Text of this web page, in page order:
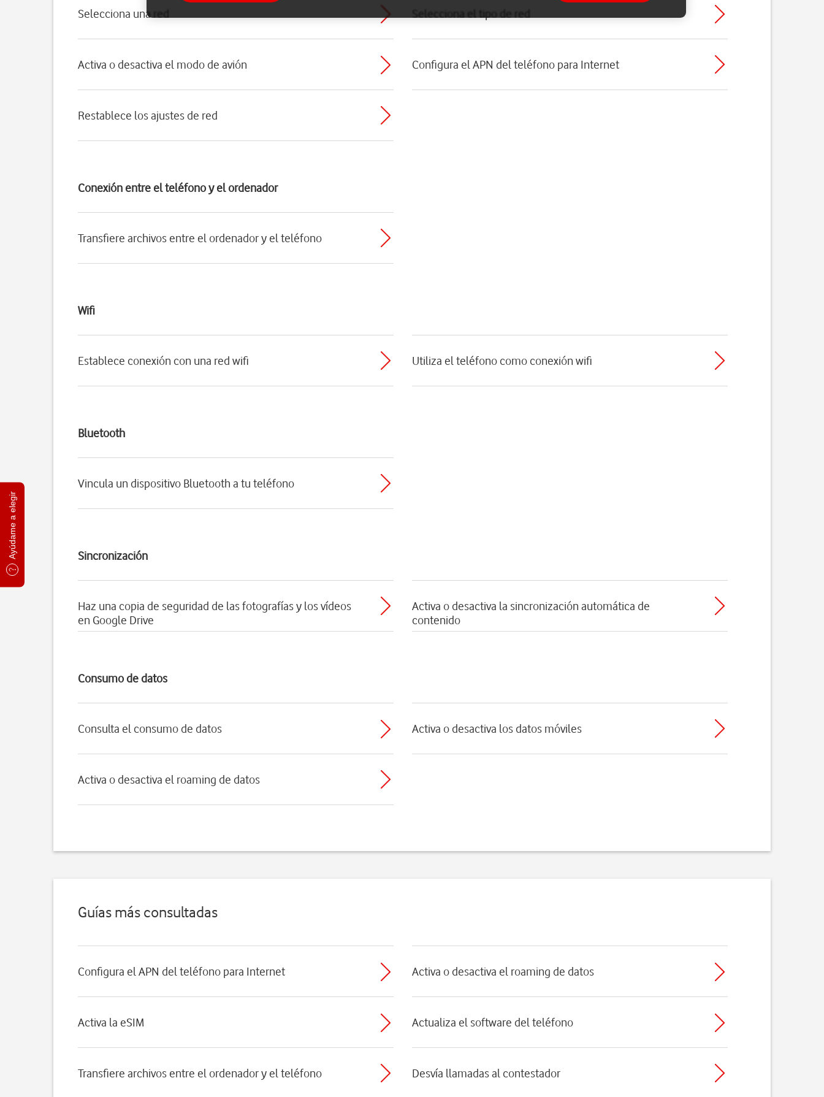
Ayúdame a elegir
Selecciona una red Selecciona el tipo de red
Activa o desactiva el modo de avión Configura el APN del teléfono para Internet
Restablece los ajustes de red
Conexión entre el teléfono y el ordenador
Transfiere archivos entre el ordenador y el teléfono
Wifi
Establece conexión con una red wifi Utiliza el teléfono como conexión wifi
Bluetooth
Vincula un dispositivo Bluetooth a tu teléfono
Sincronización
Haz una copia de seguridad de las fotografías y los vídeos
en Google Drive
Activa o desactiva la sincronización automática de
contenido
Consumo de datos
Consulta el consumo de datos Activa o desactiva los datos móviles
Activa o desactiva el roaming de datos
Guías más consultadas
Configura el APN del teléfono para Internet Activa o desactiva el roaming de datos
Activa la eSIM Actualiza el software del teléfono
Transfiere archivos entre el ordenador y el teléfono Desvía llamadas al contestador